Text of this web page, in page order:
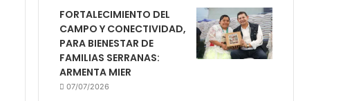
FORTALECIMIENTO DEL
CAMPO Y CONECTIVIDAD,
PARA BIENESTAR DE
FAMILIAS SERRANAS:
ARMENTA MIER
07/07/2026